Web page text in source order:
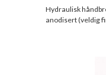
Hydraulisk
anodisert (veldig